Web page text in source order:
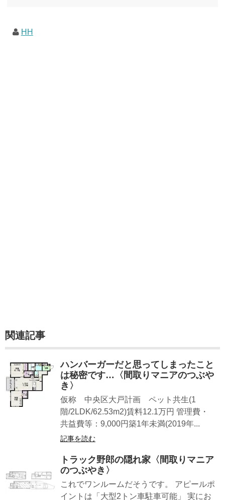
HH
関連記事
ハンバーガーだと思ってしまったこと
は秘密です…〈間取りマニアのつぶや
き〉
仮称 中央区大戸計画 ペット共生(1
階/2LDK/62.53m2)賃料12.1万円 管理費・
共益費等：9,000円築1年未満(2019年...
記事を読む
トラック野郎の隠れ家〈間取りマニア
のつぶやき〉
これでワンルームだそうです。 アピールポ
イントは「大型2トン車駐車可能」 実にお